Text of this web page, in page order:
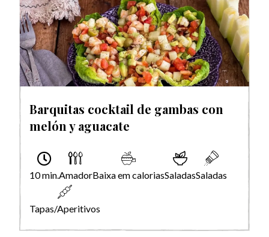
Barquitas cocktail de gambas con
melón y aguacate
10 min.AmadorBaixa em caloriasSaladasSaladas
Tapas/Aperitivos